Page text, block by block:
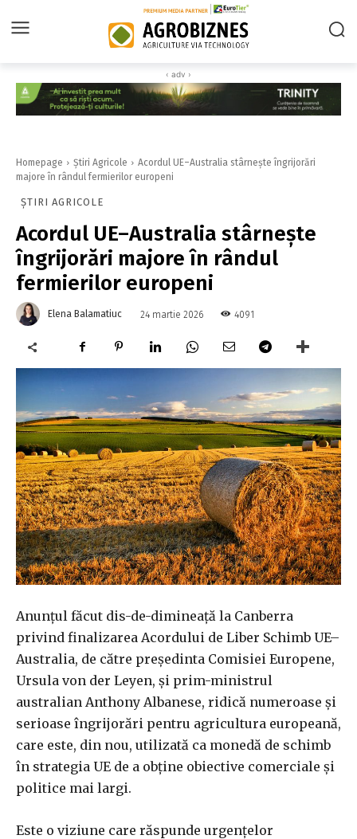
‹ adv ›
Homepage Știri Agricole
Acordul UE–Australia stârnește îngrijorări
majore în rândul fermierilor europeni
ȘTIRI AGRICOLE
Acordul UE–Australia stârnește
îngrijorări majore în rândul
fermierilor europeni
Elena Balamatiuc 24 martie 2026 4091
Anunțul făcut dis-de-dimineață la Canberra
privind finalizarea Acordului de Liber Schimb UE–
Australia, de către președinta Comisiei Europene,
Ursula von der Leyen, și prim-ministrul
australian Anthony Albanese, ridică numeroase și
serioase îngrijorări pentru agricultura europeană,
care este, din nou, utilizată ca monedă de schimb
în strategia UE de a obține obiective comerciale și
politice mai largi.
Este o viziune care răspunde urgențelor